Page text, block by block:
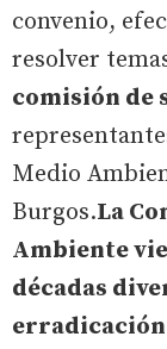
convenio,
resolver
comisión de
Medio
Burgos.La
Ambiente
décadas